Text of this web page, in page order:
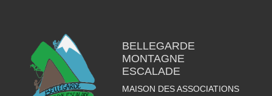
BELLEGARDE
MONTAGNE
ESCALADE
MAISON DES ASSOCIATIONS